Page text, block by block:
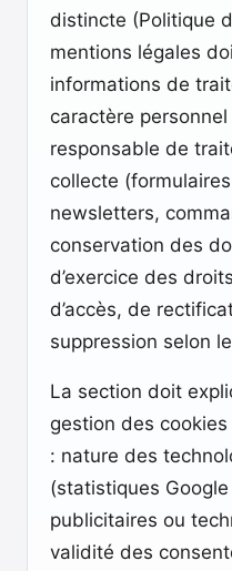
distincte (Politique
mentions légales
informations de
caractère
responsable de
collecte
newsletters,
conservation des
d’exercice des
d’accès, de
suppression selon
La section doit
gestion des
: nature des
(statistiques
publicitaires ou
validité des